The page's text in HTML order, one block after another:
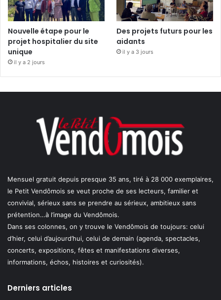
Nouvelle étape pour le
projet hospitalier du site
unique
il y a 2 jours
Des projets futurs pour les
aidants
il y a 3 jours
Mensuel gratuit depuis presque 35 ans, tiré à 28 000 exemplaires,
le Petit Vendômois se veut proche de ses lecteurs, familier et
convivial, sérieux sans se prendre au sérieux, ambitieux sans
prétention…à l’image du Vendômois.
Dans ses colonnes, on y trouve le Vendômois de toujours: celui
d’hier, celui d’aujourd’hui, celui de demain (agenda, spectacles,
concerts, expositions, fêtes et manifestations diverses,
informations, échos, histoires et curiosités).
Derniers articles